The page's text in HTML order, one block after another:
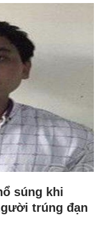
súng khi
trúng đạn